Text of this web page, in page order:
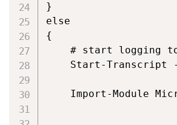
}
else
{
# start logging
Start-Transcript
Import-Module